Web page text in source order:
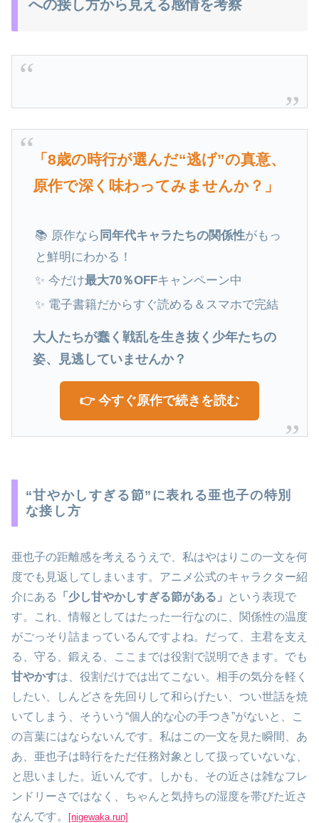
への接し方から見える感情を考察
「8歳の時行が選んだ“逃げ”の真意、
原作で深く味わってみませんか？」
📚 原作なら 同年代キャラたちの関係性がもっ
と鮮明にわかる！
✨ 今だけ最大70％OFFキャンペーン中
✨ 電子書籍だからすぐ読める＆スマホで完結
大人たちが蠢く戦乱を生き抜く少年たちの
姿、見逃していませんか？
👉 今すぐ原作で続きを読む
“甘やかしすぎる節”に表れる亜也子の特別
な接し方
亜也子の距離感を考えるうえで、私はやはりこの一文を何
度でも見返してしまいます。アニメ公式のキャラクター紹
介にある
「少し甘やかしすぎる節がある」
という表現で
す。これ、情報としてはたった一行なのに、関係性の温度
がごっそり詰まっているんですよね。だって、主君を支え
る、守る、鍛える、ここまでは役割で説明できます。でも
甘やかすは、役割だけでは出てこない。相手の気分を軽く
したい、しんどさを先回りして和らげたい、つい世話を焼
いてしまう、そういう“個人的な心の手つき”がないと、こ
の言葉にはならないんです。私はこの一文を見た瞬間、あ
あ、亜也子は時行をただ任務対象として扱っていないな、
と思いました。近いんです。しかも、その近さは雑なフレ
ンドリーさではなく、ちゃんと気持ちの湿度を帯びた近さ
なんです。
[nigewaka.run]